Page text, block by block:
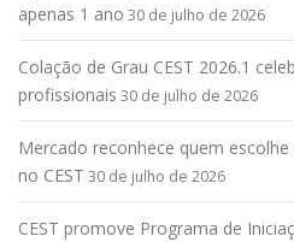
apenas 1 ano 30 de julho de 2026
Colação de Grau CEST 2026.1
profissionais 30 de julho de 2026
Mercado reconhece quem
no CEST 30 de julho de 2026
CEST promove Programa de